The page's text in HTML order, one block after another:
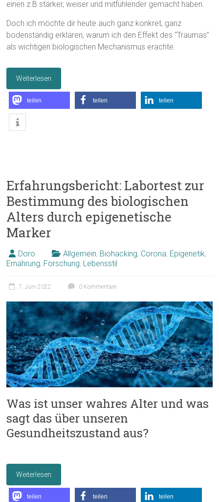
einen z.B stärker, weiser und mitfühlender gemacht haben.
Doch ich möchte dir heute auch ganz konkret, ganz
bodenständig erklären, warum ich den Effekt des “Traumas”
als wichtigen biologischen Mechanismus erachte.
Weiterlesen
teilen teilen teilen
Erfahrungsbericht: Labortest zur
Bestimmung des biologischen
Alters durch epigenetische
Marker
Doro Allgemein, Biohacking, Corona, Epigenetik,
Ernährung, Forschung, Lebensstil
7. Juni 2022 0 Kommentare
Was ist unser wahres Alter und was
sagt das über unseren
Gesundheitszustand aus?
Weiterlesen
teilen teilen teilen